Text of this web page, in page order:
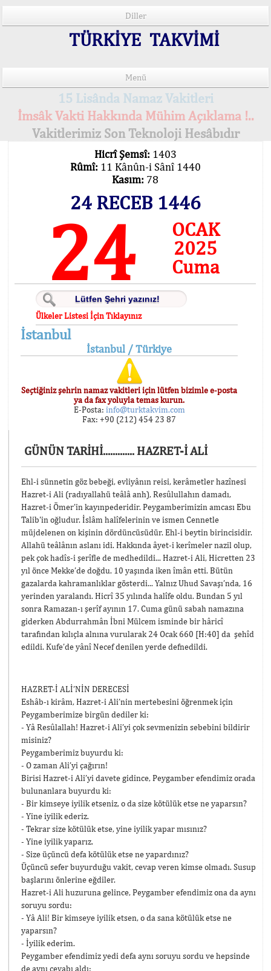
Diller
TÜRKİYE TAKVİMİ
Menü
15 Lisânda Namaz Vakitleri
İmsâk Vakti Hakkında Mühim Açıklama !..
Vakitlerimiz Son Teknoloji Hesâbıdır
Hicrî Şemsî: 1403
Rûmî: 11 Kânûn-i Sânî 1440
Kasım: 78
24 RECEB 1446
24
OCAK
2025
Cuma
Ülkeler Listesi İçin Tıklayınız
İstanbul
İstanbul / Türkiye
Seçtiğiniz şehrin namaz vakitleri için lütfen bizimle e-posta
ya da fax yoluyla temas kurun.
E-Posta: info@turktakvim.com
Fax: +90 (212) 454 23 87
GÜNÜN TARİHİ............. HAZRET-İ ALİ
Ehl-i sünnetin göz bebeği, evliyânın reisi, kerâmetler hazînesi
Hazret-i Ali (radıyallahü teâlâ anh), Resûlullahın damadı,
Hazret-i Ömer’in kayınpederidir. Peygamberimizin amcası Ebu
Talib'in oğludur. İslâm halîfelerinin ve ismen Cennetle
müjdelenen on kişinin dördüncüsüdür. Ehl-i beytin birincisidir.
Allahü teâlânın aslanı idi. Hakkında âyet-i kerîmeler nazil olup,
pek çok hadîs-i şerîfle de medhedildi... Hazret-i Ali, Hicretten 23
yıl önce Mekke’de doğdu. 10 yaşında iken îmân etti. Bütün
gazalarda kahramanlıklar gösterdi... Yalnız Uhud Savaşı’nda, 16
yerinden yaralandı. Hicrî 35 yılında halîfe oldu. Bundan 5 yıl
sonra Ramazan-ı şerîf ayının 17. Cuma günü sabah namazına
giderken Abdurrahmân İbni Mülcem isminde bir hâricî
tarafından kılıçla alnına vurularak 24 Ocak 660 [H:40] da şehîd
edildi. Kufe’de yânî Necef denilen yerde defnedildi.
HAZRET-İ ALİ’NİN DERECESİ
Eshâb-ı kirâm, Hazret-i Ali’nin mertebesini öğrenmek için
Peygamberimize birgün dediler ki:
- Yâ Resûlallah! Hazret-i Ali’yi çok sevmenizin sebebini bildirir
misiniz?
Peygamberimiz buyurdu ki:
- O zaman Ali’yi çağırın!
Birisi Hazret-i Ali’yi davete gidince, Peygamber efendimiz orada
bulunanlara buyurdu ki:
- Bir kimseye iyilik etseniz, o da size kötülük etse ne yaparsın?
- Yine iyilik ederiz.
- Tekrar size kötülük etse, yine iyilik yapar mısınız?
- Yine iyilik yaparız.
- Size üçüncü defa kötülük etse ne yapardınız?
Üçüncü sefer buyurduğu vakit, cevap veren kimse olmadı. Susup
başlarını önlerine eğdiler.
Hazret-i Ali huzuruna gelince, Peygamber efendimiz ona da aynı
soruyu sordu:
- Yâ Ali! Bir kimseye iyilik etsen, o da sana kötülük etse ne
yaparsın?
- İyilik ederim.
Peygamber efendimiz yedi defa aynı soruyu sordu ve hepsinde
de aynı cevabı aldı: